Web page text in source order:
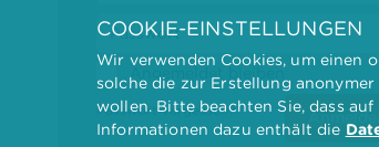
Angemeldet bleiben
Passwort vergessen?
COOKIE-EINSTELLUNGEN
Wir verwenden Cookies, um einen
solche die zur Erstellung
wollen. Bitte beachten Sie, dass
Informationen dazu enthält die